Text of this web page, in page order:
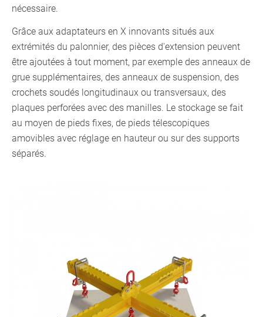
nécessaire.
Grâce aux adaptateurs en X innovants situés aux
extrémités du palonnier, des pièces d'extension peuvent
être ajoutées à tout moment, par exemple des anneaux de
grue supplémentaires, des anneaux de suspension, des
crochets soudés longitudinaux ou transversaux, des
plaques perforées avec des manilles. Le stockage se fait
au moyen de pieds fixes, de pieds télescopiques
amovibles avec réglage en hauteur ou sur des supports
séparés.